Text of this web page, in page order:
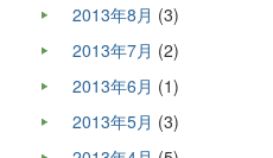
2013年8月 (3)
2013年7月 (2)
2013年6月 (1)
2013年5月 (3)